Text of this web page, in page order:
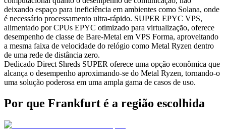
deixando espaço para ineficiência em ambientes como Solana, onde
é necessário processamento ultra-rápido. SUPER EPYC VPS,
alimentado por CPUs EPYC otimizado para virtualização, oferece
desempenho de classe de Bare-Metal em VPS Forma, aproveitando
a mesma faixa de velocidade do relógio como Metal Ryzen dentro
de uma rede de distância zero.
Dedicado Direct Shreds SUPER oferece uma opção econômica que
alcança o desempenho aproximando-se do Metal Ryzen, tornando-o
uma solução poderosa em uma ampla gama de casos de uso.
Por que Frankfurt é a região escolhida